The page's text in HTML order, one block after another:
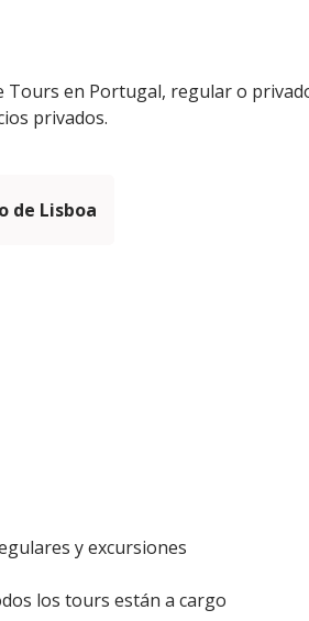
Tours en Portugal, regular o
privados.
de Lisboa
y excursiones
los tours están a cargo